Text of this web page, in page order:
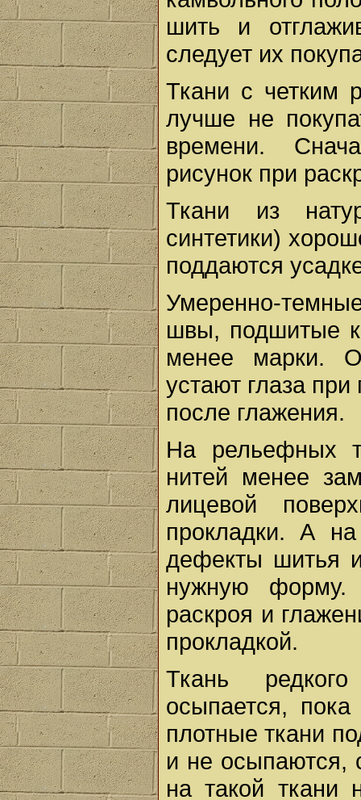
шить и
следует их
Ткани с четким
лучше не
времени.
рисунок при
Ткани из
синтетики)
поддаются
Умеренно-
швы, подшитые
менее марки.
устают глаза
после глажения.
На рельефных
нитей менее
лицевой
прокладки. А
дефекты шитья
нужную форму.
раскроя и
прокладкой.
Ткань
осыпается,
плотные ткани
и не осыпаются,
на такой ткани